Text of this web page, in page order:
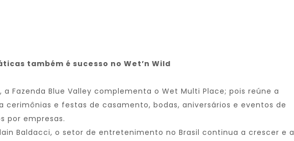
também é sucesso no Wet’n Wild
Fazenda Blue Valley complementa o Wet Multi Place; pois reúne a
e festas de casamento, bodas, aniversários e eventos de
por empresas.
Baldacci, o setor de entretenimento no Brasil continua a crescer e a